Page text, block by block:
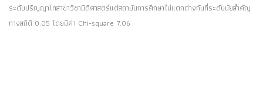
ระดับปริญญาโทสาขาวิชานิติศาสตร์แต่สถาบันการศึกษาไม่แตกต่างกันที่ระดับนัยสำคัญ
ทางสถิติ 0.05 โดยมีค่า Chi-square 7.06